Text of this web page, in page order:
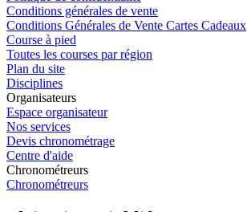
Conditions générales de vente
Conditions Générales de Vente Cartes Cadeaux
Course à pied
Toutes les courses par région
Plan du site
Disciplines
Organisateurs
Espace organisateur
Nos services
Devis chronométrage
Centre d'aide
Chronométreurs
Chronométreurs